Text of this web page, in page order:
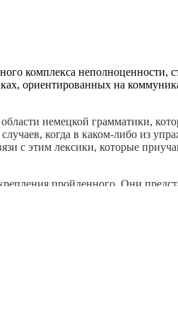
комплекса неполноценности,
ориентированных на
немецкой грамматики,
когда в каком-либо из
с этим лексики, которые
пройденного. Они
наделены изрядной долей
тех повседневных ситуаций
автор не случайно уверен в